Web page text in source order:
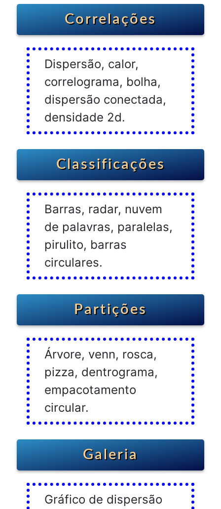
Correlações
Dispersão, calor,
correlograma, bolha,
dispersão conectada,
densidade 2d.
Classificações
Barras, radar, nuvem
de palavras, paralelas,
pirulito, barras
circulares.
Partições
Árvore, venn, rosca,
pizza, dentrograma,
empacotamento
circular.
Galeria
Gráfico de dispersão